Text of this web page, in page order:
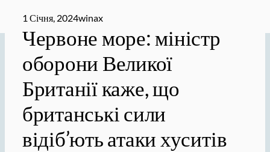
1 Січня, 2024winax
Червоне море: міністр
оборони Великої
Британії каже, що
британські сили
відіб’ють атаки хуситів